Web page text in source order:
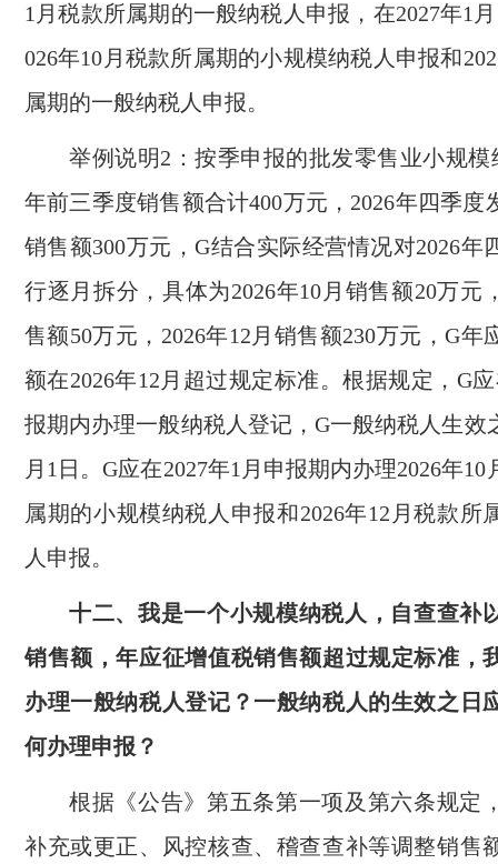
1月税款所属期的一般纳税人申报，在2027年1
026年10月税款所属期的小规模纳税人申报和
属期的一般纳税人申报。
举例说明2：按季申报的批发零售业小规模
年前三季度销售额合计400万元，2026年四季度
销售额300万元，G结合实际经营情况对2026年
行逐月拆分，具体为2026年10月销售额20万元
售额50万元，2026年12月销售额230万元，G年
额在2026年12月超过规定标准。根据规定，G
报期内办理一般纳税人登记，G一般纳税人生效
月1日。G应在2027年1月申报期内办理2026年10
属期的小规模纳税人申报和2026年12月税款所
人申报。
十二、我是一个小规模纳税人，自查查补
销售额，年应征增值税销售额超过规定标准，
办理一般纳税人登记？一般纳税人的生效之日
何办理申报？
根据《公告》第五条第一项及第六条规定
补充或更正、风控核查、稽查查补等调整销售